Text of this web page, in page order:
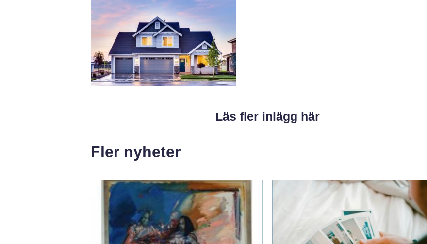
Läs fler inlägg här
Fler nyheter